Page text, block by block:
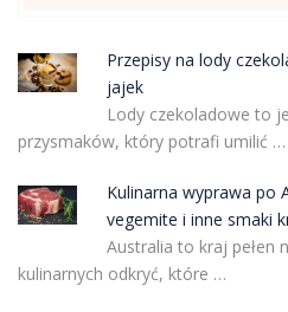
Przepisy na lody
jajek
Lody czekoladowe to
przysmaków, który potrafi umilić …
Kulinarna wyprawa po
vegemite i inne smaki
Australia to kraj pełen
kulinarnych odkryć, które …